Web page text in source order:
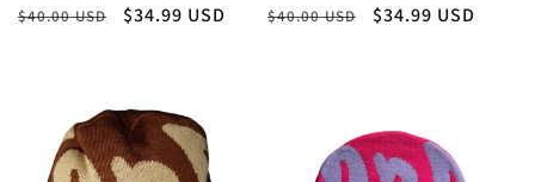
Precio
$40.00 USD
Precio
$34.99 USD
Precio
$40.00 USD
Precio
$34.99 USD